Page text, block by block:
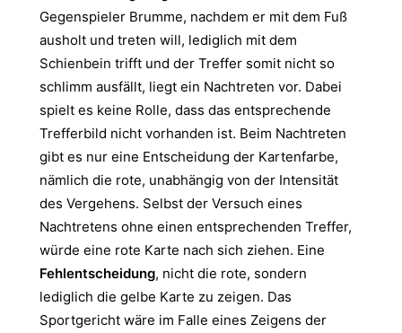
Gegenspieler Brumme, nachdem er mit dem Fuß
ausholt und treten will, lediglich mit dem
Schienbein trifft und der Treffer somit nicht so
schlimm ausfällt, liegt ein Nachtreten vor. Dabei
spielt es keine Rolle, dass das entsprechende
Trefferbild nicht vorhanden ist. Beim Nachtreten
gibt es nur eine Entscheidung der Kartenfarbe,
nämlich die rote, unabhängig von der Intensität
des Vergehens. Selbst der Versuch eines
Nachtretens ohne einen entsprechenden Treffer,
würde eine rote Karte nach sich ziehen. Eine
Fehlentscheidung, nicht die rote, sondern
lediglich die gelbe Karte zu zeigen. Das
Sportgericht wäre im Falle eines Zeigens der